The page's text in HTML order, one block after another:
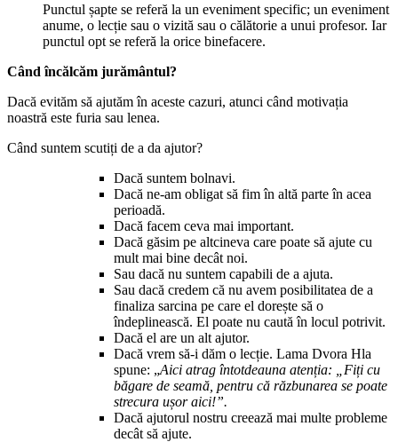
Punctul șapte se referă la un eveniment specific; un eveniment
anume, o lecție sau o vizită sau o călătorie a unui profesor. Iar
punctul opt se referă la orice binefacere.
Când încălcăm jurământul?
Dacă evităm să ajutăm în aceste cazuri, atunci când motivația
noastră este furia sau lenea.
Când suntem scutiți de a da ajutor?
Dacă suntem bolnavi.
Dacă ne-am obligat să fim în altă parte în acea
perioadă.
Dacă facem ceva mai important.
Dacă găsim pe altcineva care poate să ajute cu
mult mai bine decât noi.
Sau dacă nu suntem capabili de a ajuta.
Sau dacă credem că nu avem posibilitatea de a
finaliza sarcina pe care el dorește să o
îndeplinească. El poate nu caută în locul potrivit.
Dacă el are un alt ajutor.
Dacă vrem să-i dăm o lecție. Lama Dvora Hla
spune: „Aici atrag întotdeauna atenția: „Fiți cu
băgare de seamă, pentru că răzbunarea se poate
strecura ușor aici!”.
Dacă ajutorul nostru creează mai multe probleme
decât să ajute.